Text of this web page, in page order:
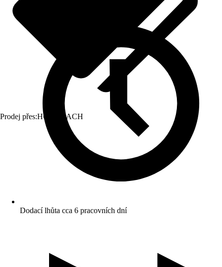
Prodej přes:HORNBACH
Dodací lhůta cca 6 pracovních dní